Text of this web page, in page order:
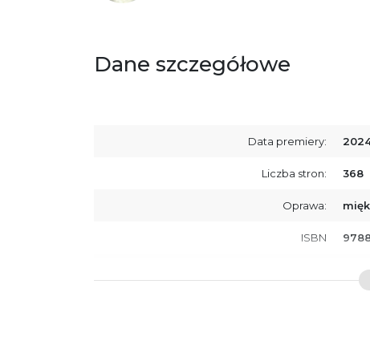
Dane szczegółowe
Data premiery:
Liczba stron: 368
Oprawa:
ISBN